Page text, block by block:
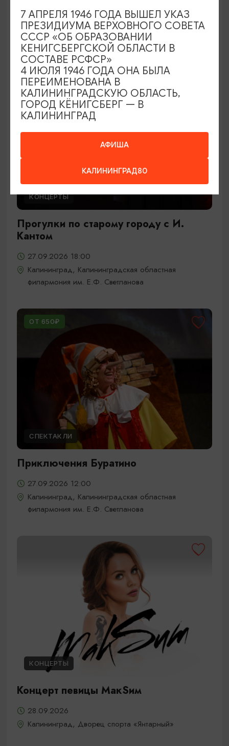
В джазе только девушки
27.09.2026 17:00
Светлогорск, Театр эстрады «Янтарь-холл»
ОТ 900₽
КОНЦЕРТЫ
Прогулки по старому городу с И.
Кантом
27.09.2026 18:00
Калининград, Калининградская областная
филармония им. Е.Ф. Светланова
ОТ 650₽
СПЕКТАКЛИ
Приключения Буратино
27.09.2026 12:00
Калининград, Калининградская областная
филармония им. Е.Ф. Светланова
КОНЦЕРТЫ
Концерт певицы МакSим
28.09.2026
Калининград, Дворец спорта «Янтарный»
АФИША
КАЛИНИНГРАД80
7 АПРЕЛЯ 1946 ГОДА ВЫШЕЛ УКАЗ
ПРЕЗИДИУМА ВЕРХОВНОГО СОВЕТА
СССР «ОБ ОБРАЗОВАНИИ
КЕНИГСБЕРГСКОЙ ОБЛАСТИ В
СОСТАВЕ РСФСР»
4 ИЮЛЯ 1946 ГОДА ОНА БЫЛА
ПЕРЕИМЕНОВАНА В
КАЛИНИНГРАДСКУЮ ОБЛАСТЬ,
ГОРОД КЁНИГСБЕРГ — В
КАЛИНИНГРАД